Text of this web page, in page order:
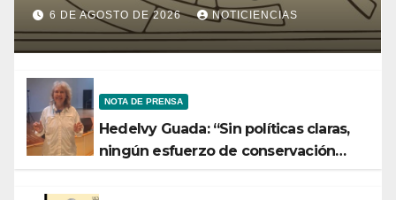
Ministerio de Ciencia y
Tecnología
6 DE AGOSTO DE 2026 NOTICIENCIAS
NOTA DE PRENSA
Hedelvy Guada: “Sin políticas claras,
ningún esfuerzo de conservación